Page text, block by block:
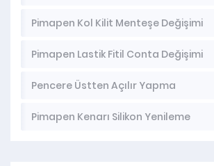
Pimapen Kol Kilit Menteşe Değişimi
Pimapen Lastik Fitil Conta Değişimi
Pencere Üstten Açılır Yapma
Pimapen Kenarı Silikon Yenileme